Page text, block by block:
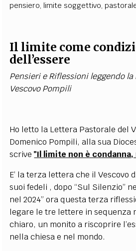
pensiero, limite soggettivo,
Il limite come
dell’essere
Pensieri e Riflessioni leggendo
Vescovo Pompili
Ho letto la Lettera Pastorale del
Domenico Pompili, alla sua
scrive"Il limite non è condanna,
E’ la terza lettera che il Vescovo
suoi fedeli , dopo “Sul Silenzio”
nel 2024” ora questa terza
legare le tre lettere in sequenza
chiaro, un monito a riscoprire
nella chiesa e nel mondo.